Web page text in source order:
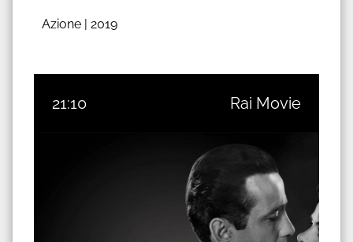
Azione | 2019
21:10 Rai Movie